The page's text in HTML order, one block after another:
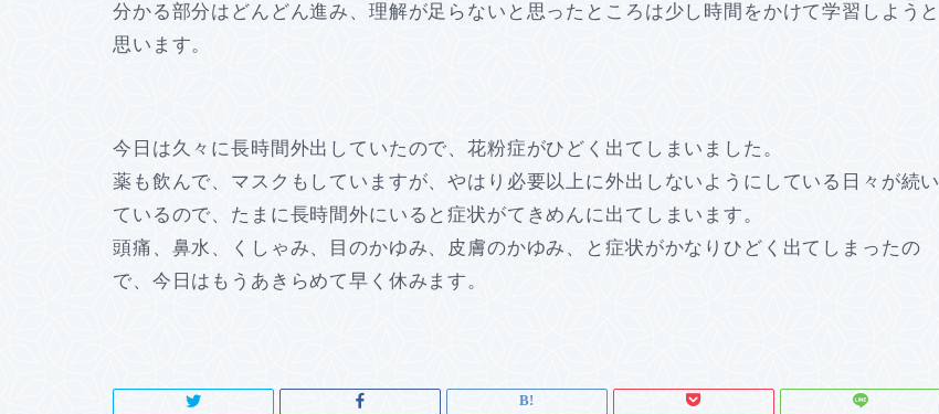
分かる部分はどんどん進み、理解が足らないと思ったところは少し時間をかけて学習しようと
思います。
今日は久々に長時間外出していたので、花粉症がひどく出てしまいました。
薬も飲んで、マスクもしていますが、やはり必要以上に外出しないようにしている日々が続い
ているので、たまに長時間外にいると症状がてきめんに出てしまいます。
頭痛、鼻水、くしゃみ、目のかゆみ、皮膚のかゆみ、と症状がかなりひどく出てしまったの
で、今日はもうあきらめて早く休みます。